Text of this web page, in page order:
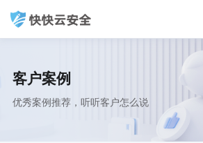
客户案例
优秀案例推荐，听听客户怎么说